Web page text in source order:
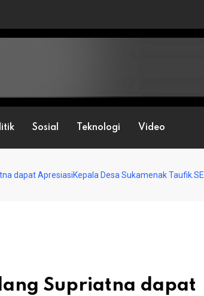
Sosial Teknologi Video
dapat ApresiasiKepala Desa Sukamenak Taufik.SE
Supriatna dapat